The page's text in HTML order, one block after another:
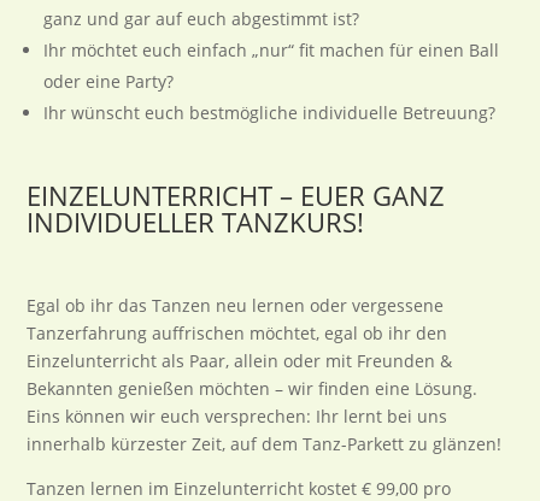
ganz und gar auf euch abgestimmt ist?
Ihr möchtet euch einfach „nur“ fit machen für einen Ball
oder eine Party?
Ihr wünscht euch bestmögliche individuelle Betreuung?
EINZELUNTERRICHT – EUER GANZ
INDIVIDUELLER TANZKURS!
Egal ob ihr das Tanzen neu lernen oder vergessene
Tanzerfahrung auffrischen möchtet, egal ob ihr den
Einzelunterricht als Paar, allein oder mit Freunden &
Bekannten genießen möchten – wir finden eine Lösung.
Eins können wir euch versprechen: Ihr lernt bei uns
innerhalb kürzester Zeit, auf dem Tanz-Parkett zu glänzen!
Tanzen lernen im Einzelunterricht kostet € 99,00 pro